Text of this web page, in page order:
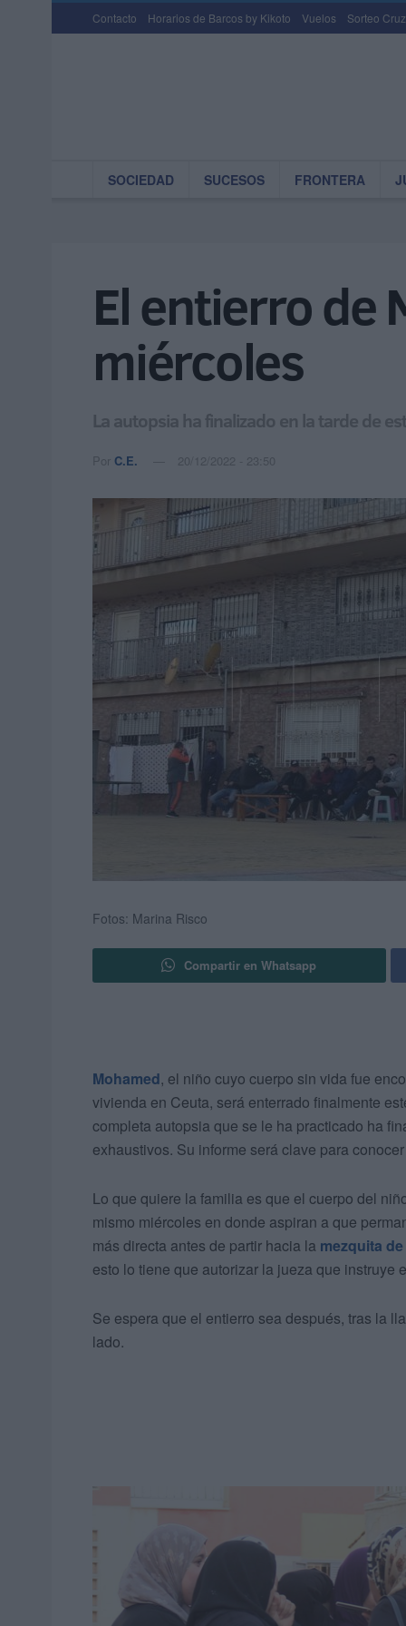
Contacto Horarios de Barcos by Kikoto Vuelos Sorteo
SOCIEDAD SUCESOS FRONTERA
El entierro de
miércoles
La autopsia ha finalizado en la tarde de
Por C.E. 20/12/2022 - 23:50
Fotos: Marina Risco
Compartir en Whatsapp
Mohamed, el niño cuyo cuerpo sin vida fue
vivienda en Ceuta, será enterrado finalmente
completa autopsia que se le ha practicado ha
exhaustivos. Su informe será clave para
Lo que quiere la familia es que el cuerpo del
mismo miércoles en donde aspiran a que
más directa antes de partir hacia la mezquita
esto lo tiene que autorizar la jueza que instruye
Se espera que el entierro sea después, tras la
lado.